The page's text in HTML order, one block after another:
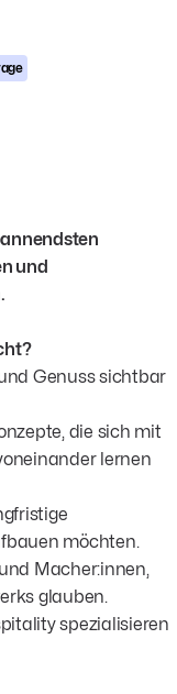
und
Genuss sichtbar
die sich mit
lernen
möchten.
Macher:innen,
glauben.
spezialisieren